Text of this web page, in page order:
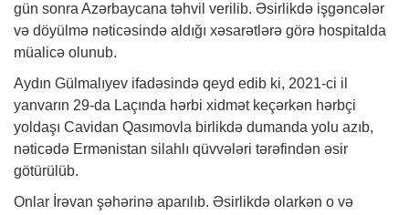
gün sonra Azərbaycana təhvil verilib. Əsirlikdə işgəncələr
və döyülmə nəticəsində aldığı xəsarətlərə görə hospitalda
müalicə olunub.
Aydın Gülmalıyev ifadəsində qeyd edib ki, 2021-ci il
yanvarın 29-da Laçında hərbi xidmət keçərkən hərbçi
yoldaşı Cavidan Qasımovla birlikdə dumanda yolu azıb,
nəticədə Ermənistan silahlı qüvvələri tərəfindən əsir
götürülüb.
Onlar İrəvan şəhərinə aparılıb. Əsirlikdə olarkən o və